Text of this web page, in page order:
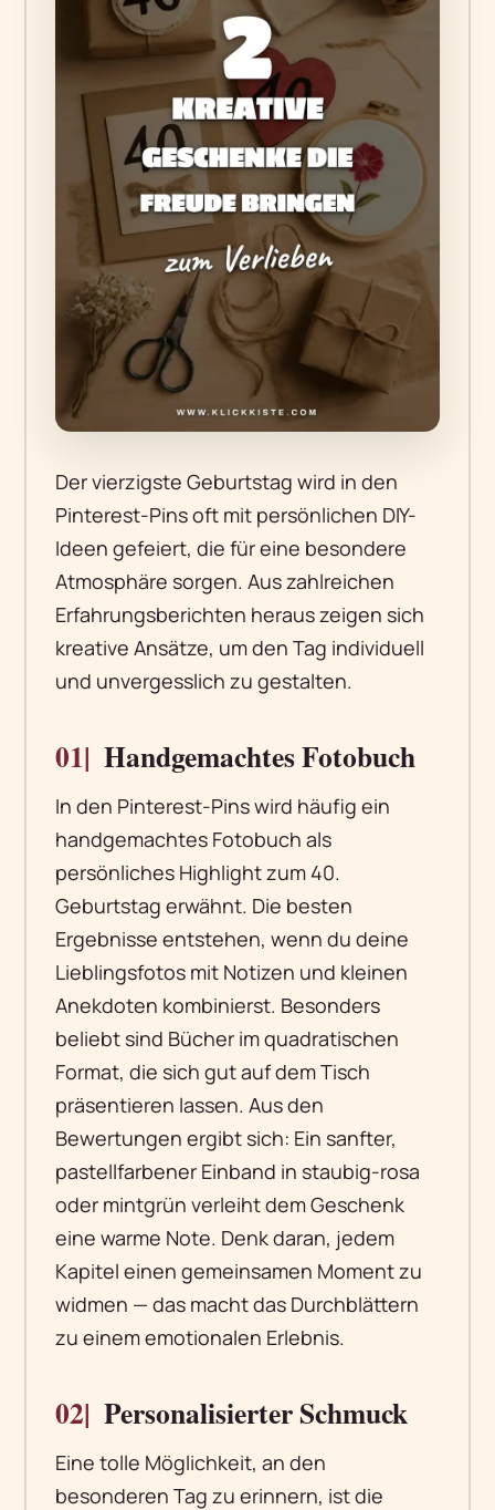
Der vierzigste Geburtstag wird in den
Pinterest-Pins oft mit persönlichen DIY-
Ideen gefeiert, die für eine besondere
Atmosphäre sorgen. Aus zahlreichen
Erfahrungsberichten heraus zeigen sich
kreative Ansätze, um den Tag individuell
und unvergesslich zu gestalten.
01| Handgemachtes Fotobuch
In den Pinterest-Pins wird häufig ein
handgemachtes Fotobuch als
persönliches Highlight zum 40.
Geburtstag erwähnt. Die besten
Ergebnisse entstehen, wenn du deine
Lieblingsfotos mit Notizen und kleinen
Anekdoten kombinierst. Besonders
beliebt sind Bücher im quadratischen
Format, die sich gut auf dem Tisch
präsentieren lassen. Aus den
Bewertungen ergibt sich: Ein sanfter,
pastellfarbener Einband in staubig-rosa
oder mintgrün verleiht dem Geschenk
eine warme Note. Denk daran, jedem
Kapitel einen gemeinsamen Moment zu
widmen — das macht das Durchblättern
zu einem emotionalen Erlebnis.
02| Personalisierter Schmuck
Eine tolle Möglichkeit, an den
besonderen Tag zu erinnern, ist die